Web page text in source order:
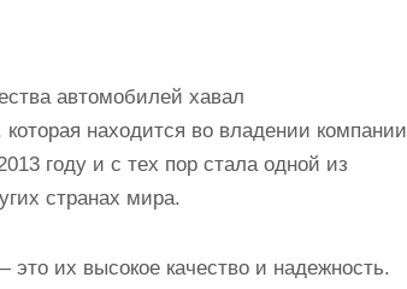
автомобилей хавал
находится во владении компании
году и с тех пор стала одной из
странах мира.
их высокое качество и надежность.